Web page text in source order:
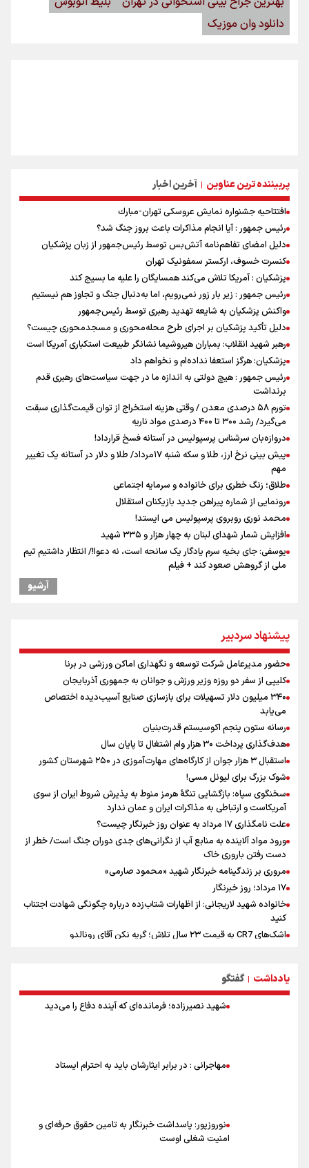
پربیننده ترین عناوین | آخرین اخبار
افتتاحیه جشنواره نمايش عروسكى تهران-مبارك
رئیس جمهور : آیا انجام مذاکرات باعث بروز جنگ شد؟
دلیل امضای تفاهم‌نامه آتش‌بس توسط رئیس‌جمهور از زبان پزشکیان
کنسرت خسوف، ارکستر سمفونیک تهران
پزشکیان : آمریکا تلاش می‌کند همسایگان را علیه ما بسیج کند
رئیس جمهور : زیر بار زور نمی‌رویم، اما به‌دنبال جنگ و تجاوز هم نیستیم
واکنش پزشکیان به شایعه تهدید رهبری توسط رئیس‌جمهور
دلیل تأکید پزشکیان بر اجرای طرح محله‌محوری و مسجدمحوری چیست؟
رهبر شهید انقلاب: بمباران هیروشیما نشانگر طبیعت استکباری آمریکا است
پزشکیان: هرگز استعفا نداده‌ام و نخواهم داد
رئیس جمهور : هیچ دولتی به اندازه ما در جهت سیاست‌های رهبری قدم
برنداشت
تورم ۵۸ درصدی معدن / وقتی هزینه استخراج از توان قیمت‌گذاری سبقت
می‌گیرد/ رشد ۳۰۰ تا ۴۰۰ درصدی مواد ناریه
دروازه‌بان سرشناس پرسپولیس در آستانه فسخ قرارداد!
پیش بینی نرخ ارز، طلا و سکه شنبه ۱۷مرداد/ طلا و دلار در آستانه یک تغییر
مهم
طلاق؛ زنگ خطری برای خانواده و سرمایه اجتماعی
رونمایی از شماره پیراهن جدید بازیکنان استقلال
محمد نوری روبروی پرسپولیس می ایستد!
افزایش شمار شهدای لبنان به چهار هزار و ۳۳۵ شهید
یوسفی: جای بخیه سرم یادگار یک سانحه است، نه دعوا!/ انتظار داشتیم تیم
ملی از گروهش صعود کند + فیلم
دبیرکل گردان‌های سیدالشهدا عراق: پاسخ به تجاوزهای عربستان همچنان
مروری بر زندگینامه خبرنگار شهید «محمود صارمی»
علی‌نژاد در مراسم انجمن ورزشی نویسان در روز خبرنگار : رسانه‌های خبری
در سال گذشته تا به امروز اتفاقات بزرگی را رقم زدند
علت نامگذاری ۱۷ مرداد به عنوان روز خبرنگار چیست؟
سیدمناف هاشمی در مراسم انجمن ورزشی نویسان : قدردان زحمات اهالی
رسانه به ویژه ورزشی نویسان هستیم
آرشیو
پیشنهاد سردبیر
حضور مدیرعامل شرکت توسعه و نگهداری اماکن ورزشی در برنا
کلیپی از سفر دو روزه وزیر ورزش و جوانان به جمهوری آذربایجان
۳۴۰ میلیون دلار تسهیلات برای بازسازی صنایع آسیب‌دیده اختصاص
می‌یابد
رسانه ستون پنجم اکوسیستم قدرت‌بنیان
هدف‌گذاری پرداخت ۳۰ هزار وام اشتغال تا پایان سال
استقبال ۳ هزار جوان از کارگاه‌های مهارت‌آموزی در ۲۵۰ شهرستان کشور
شوک بزرگ برای لیونل مسی!
سخنگوی سپاه: بازگشایی تنگۀ هرمز منوط به پذیرش شروط ایران از سوی
آمریکاست و ارتباطی به مذاکرات ایران و عمان ندارد
علت نامگذاری ۱۷ مرداد به عنوان روز خبرنگار چیست؟
ورود مواد آلاینده به منابع آب از نگرانی‌های جدی دوران جنگ است/ خطر از
دست رفتن باروری خاک
مروری بر زندگینامه خبرنگار شهید «محمود صارمی»
۱۷ مرداد؛ روز خبرنگار
خانواده شهید لاریجانی: از اظهارات شتاب‌زده درباره چگونگی شهادت اجتناب
کنید
اشک‌های CR7 به قیمت ۲۳ سال تلاش؛ گریه نکن آقای رونالدو
تلاش مدام برای زنده نگه داشتن هنر ایرانی
نصرتی: پاسخ بیرانوند سنخیتی با صحبت‌های علی دایی نداشت/
ملی‌پوشان نباید از خودشان تعریف کنند!
شاهرخی: اندازه داشته‌هایمان از بازار جام جهانی برداشت کردیم/ دودستی
سرنوشت صعود را به تیم‌های دیگر سپردیم
یادداشت | گفتگو
شهید نصیرزاده؛ فرمانده‌ای که آینده دفاع را می‌دید
مهاجرانی : در برابر ایثارشان باید به احترام ایستاد
نوروزپور: پاسداشت خبرنگار به تامین حقوق حرفه‌ای و
امنیت شغلی اوست
دانلود وان موزیک